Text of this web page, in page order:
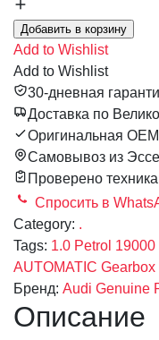
Добавить в корзину
Add to Wishlist
Add to Wishlist
30-дневная
Доставка по
Оригинальная
Самовывоз из
Проверено
Спросить в
Category: .
Tags: 1.0 Petrol 19000
AUTOMATIC
Бренд: Audi Genuine
Описание